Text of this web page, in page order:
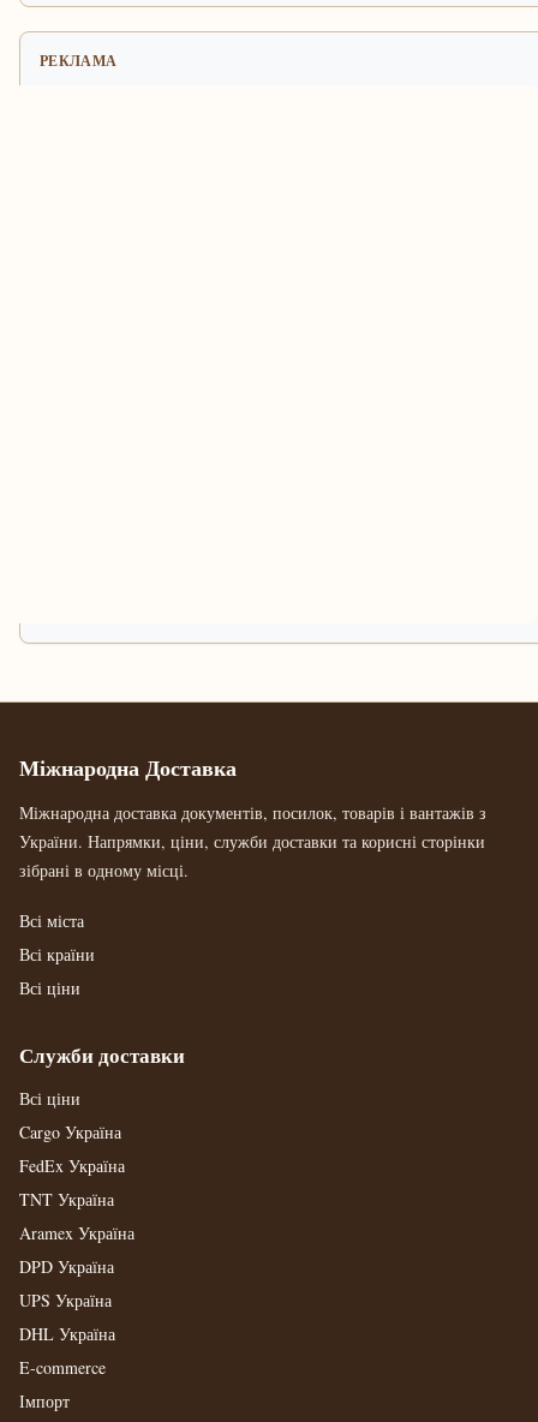
РЕКЛАМА
Міжнародна Доставка
Міжнародна доставка документів, посилок, товарів і вантажів з
України. Напрямки, ціни, служби доставки та корисні сторінки
зібрані в одному місці.
Всі міста
Всі країни
Всі ціни
Служби доставки
Всі ціни
Cargo Україна
FedEx Україна
TNT Україна
Aramex Україна
DPD Україна
UPS Україна
DHL Україна
E-commerce
Імпорт